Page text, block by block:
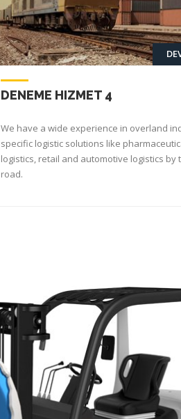
DENEME HIZMET 5
We have a wide experience in overland
specific logistic solutions like
logistics, retail and automotive logistics by
road.